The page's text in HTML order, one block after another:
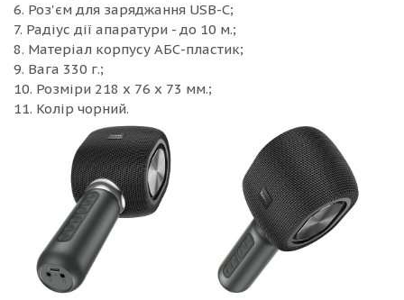
6. Роз'єм для заряджання USB-C;
7. Радіус дії апаратури - до 10 м.;
8. Матеріал корпусу АБС-пластик;
9. Вага 330 г.;
10. Розміри 218 x 76 x 73 мм.;
11. Колір чорний.